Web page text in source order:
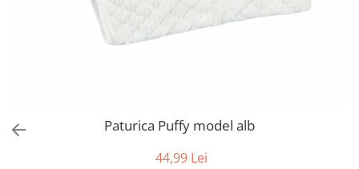
Paturica Puffy model alb
44,99 Lei